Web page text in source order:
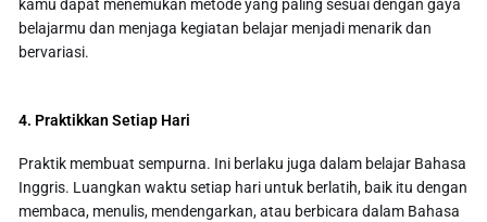
kamu dapat menemukan metode yang paling sesuai dengan gaya
belajarmu dan menjaga kegiatan belajar menjadi menarik dan
bervariasi.
4. Praktikkan Setiap Hari
Praktik membuat sempurna. Ini berlaku juga dalam belajar Bahasa
Inggris. Luangkan waktu setiap hari untuk berlatih, baik itu dengan
membaca, menulis, mendengarkan, atau berbicara dalam Bahasa